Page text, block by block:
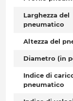
Larghezza del
pneumatico
Altezza del
Diametro (in
Indice di
pneumatico